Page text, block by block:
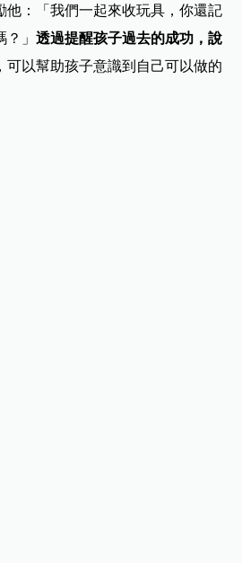
他：「我們一起來收玩具，你還記
？」透過提醒孩子過去的成功，說
，可以幫助孩子意識到自己可以做的